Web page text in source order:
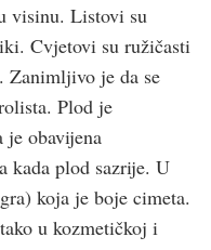
visinu. Listovi su
Cvjetovi su ružičasti
Zanimljivo je da se
Plod je
obavijena
kada plod sazrije. U
koja je boje cimeta.
u kozmetičkoj i